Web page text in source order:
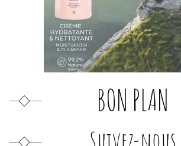
BON PLAN